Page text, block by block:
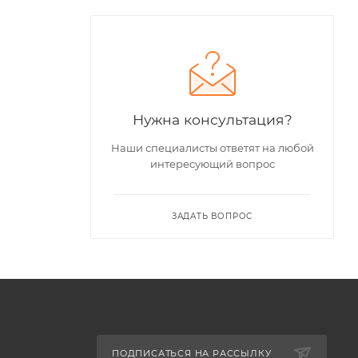
Нужна консультация?
Наши специалисты ответят на любой
интересующий вопрос
ЗАДАТЬ ВОПРОС
ПОДПИСАТЬСЯ НА РАССЫЛКУ